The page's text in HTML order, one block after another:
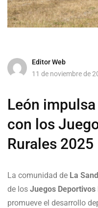
Editor Web
11 de noviembre de
León
con los
Rurales 2025
La comunidad de La
de los Juegos Deportivos
promueve el desarrollo